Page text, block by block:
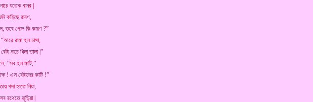
যতেক বানর |
কহিছে রাবণ,
তবে গোল কি কারণ ?”
রামা হল চাঙ্গা,
নাচে ধিঙ্গা তাঙ্গা |”
“সব হল মাটি,”
! এস বেটাদের কাটি !”
গদা হাতে নিয়া,
রথেতে জুড়িয়া |